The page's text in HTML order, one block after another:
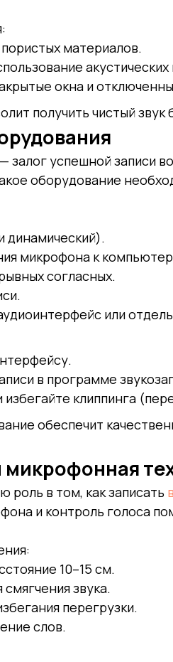
материалов.
акустических
окна и
получить чистый звук
залог успешной записи
оборудование
динамический).
микрофона к
согласных.
или
в программе
клиппинга
обеспечит
роль в том, как записать
и контроль голоса
10–15 см.
звука.
перегрузки.
слов.